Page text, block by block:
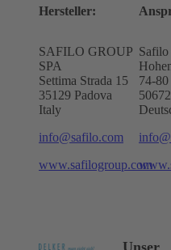
Hersteller:
SAFILO GROUP
SPA
Settima Strada 15
35129 Padova
Italy
info@safilo.com
www.safilogroup.com
74-80
50672